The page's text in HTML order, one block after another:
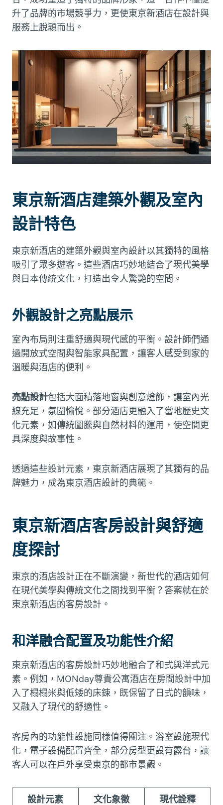
升了品牌的市場競爭力，更使東京新酒店在設計與
服務上脫穎而出。
東京新酒店建築外觀及室內
設計特色
東京新酒店的建築外觀與室內設計以其獨特的風格
吸引了眾多遊客。這些酒店巧妙地結合了現代美學
與日本傳統文化，打造出令人驚艷的空間。
外觀設計之亮點展示
室內布局則注重舒適與現代感的平衡。設計師們通
過開放式空間與智能家具配置，讓客人感受到家的
溫暖與酒店的便利。
亮點設計包括大面積落地窗與創意燈飾，讓室內光
線充足，氛圍愉悅。部分酒店更融入了當地歷史文
化元素，如傳統圖騰與自然材料的運用，使空間更
具深度與故事性。
透過這些設計元素，東京新酒店展現了其獨有的品
牌魅力，成為東京酒店設計的典範。
東京新酒店客房設計與舒適
度探討
東京的酒店設計正在不斷演變，新世代的酒店如何
在現代美學與傳統文化之間找到平衡？答案就在於
東京新酒店的客房設計。
和洋融合配置及功能性介紹
東京新酒店的客房設計巧妙地融合了和式與洋式元
素。例如，MONday尊貴公寓酒店在房間設計中加
入了榻榻米與低矮的床鋉，既保留了日式的韻味，
又融入了現代的舒適性。
客房內的功能性設施同樣值得關注。浴室設施現代
化，電子設備配置齊全，部分房型更設有露台，讓
客人可以在戶外享受東京的都市景觀。
設計元素 文化象徵 現代詮釋